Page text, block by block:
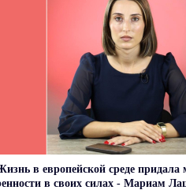
в европейской среде придала
в своих силах - Мариам